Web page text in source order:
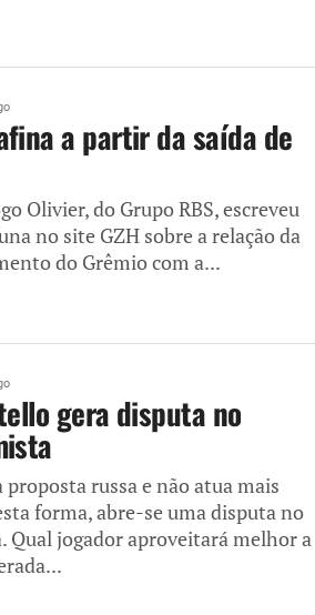
a partir da saída de
Olivier, do Grupo RBS, escreveu
no site GZH sobre a relação da
do Grêmio com a...
gera disputa no
russa e não atua mais
forma, abre-se uma disputa no
Qual jogador aproveitará melhor a